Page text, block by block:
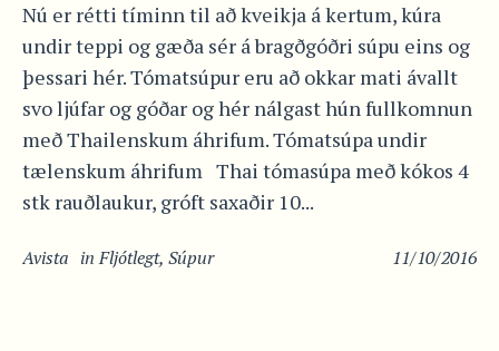
Nú er rétti tíminn til að kveikja á kertum, kúra
undir teppi og gæða sér á bragðgóðri súpu eins og
þessari hér. Tómatsúpur eru að okkar mati ávallt
svo ljúfar og góðar og hér nálgast hún fullkomnun
með Thailenskum áhrifum. Tómatsúpa undir
tælenskum áhrifum Thai tómasúpa með kókos 4
stk rauðlaukur, gróft saxaðir 10...
11/10/2016
Avista inFljótlegt, Súpur